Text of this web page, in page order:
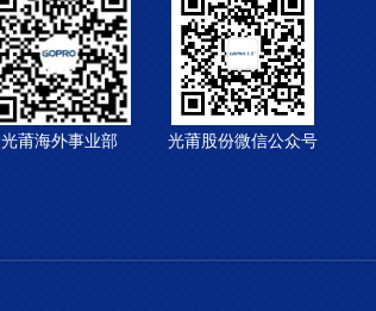
光莆海外事业部 光莆股份微信公众号